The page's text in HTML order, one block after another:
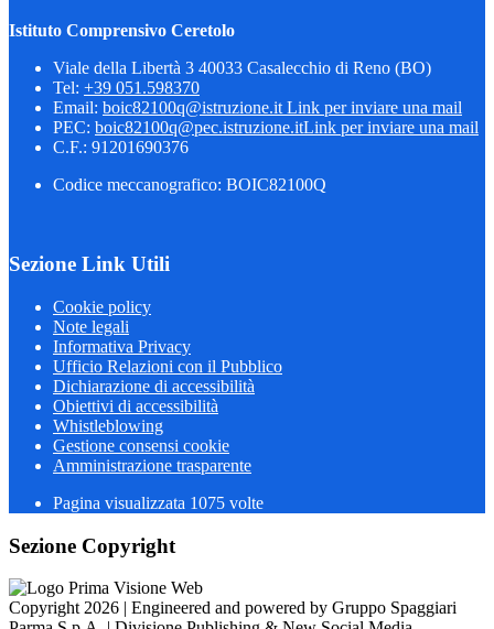
Istituto Comprensivo Ceretolo
Viale della Libertà 3 40033 Casalecchio di Reno (BO)
Tel: +39 051.598370
Email: boic82100q@istruzione.it Link per inviare una mail
PEC: boic82100q@pec.istruzione.itLink per inviare una mail
C.F.: 91201690376
Codice meccanografico: BOIC82100Q
Sezione Link Utili
Cookie policy
Note legali
Informativa Privacy
Ufficio Relazioni con il Pubblico
Dichiarazione di accessibilità
Obiettivi di accessibilità
Whistleblowing
Gestione consensi cookie
Amministrazione trasparente
Pagina visualizzata 1075 volte
Sezione Copyright
Copyright 2026 | Engineered and powered by Gruppo Spaggiari